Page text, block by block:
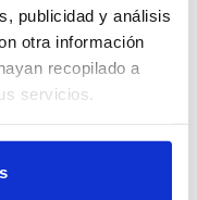
publicidad y análisis
otra información
recopilado a
servicios.